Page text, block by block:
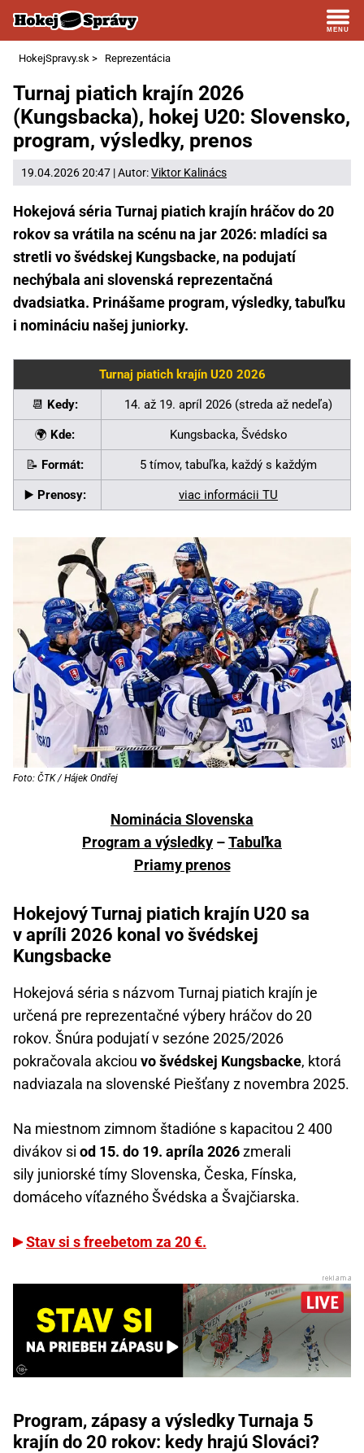
HokejSpravy.sk > Reprezentácia
Turnaj piatich krajín 2026
(Kungsbacka), hokej U20: Slovensko,
program, výsledky, prenos
19.04.2026 20:47 | Autor:Viktor Kalinács
Hokejová séria Turnaj piatich krajín hráčov do 20
rokov sa vrátila na scénu na jar 2026: mladíci sa
stretli vo švédskej Kungsbacke, na podujatí
nechýbala ani slovenská reprezentačná
dvadsiatka. Prinášame program, výsledky, tabuľku
i nomináciu našej juniorky.
Turnaj piatich krajín U20 2026
📆 Kedy: 14. až 19. apríl 2026 (streda až nedeľa)
🌍 Kde: Kungsbacka, Švédsko
📝 Formát: 5 tímov, tabuľka, každý s každým
▶️ Prenosy: viac informácii TU
Foto: ČTK / Hájek Ondřej
Nominácia Slovenska
Program a výsledky –Tabuľka
Priamy prenos
Hokejový Turnaj piatich krajín U20 sa
v apríli 2026 konal vo švédskej
Kungsbacke
Hokejová séria s názvom Turnaj piatich krajín je
určená pre reprezentačné výbery hráčov do 20
rokov. Šnúra podujatí v sezóne 2025/2026
pokračovala akciou vo švédskej Kungsbacke, ktorá
nadviazala na slovenské Piešťany z novembra 2025.
Na miestnom zimnom štadióne s kapacitou 2 400
divákov si od 15. do 19. apríla 2026zmerali
sily juniorské tímy Slovenska, Česka, Fínska,
domáceho víťazného Švédska a Švajčiarska.
Stav si s freebetom za 20 €.
Program, zápasy a výsledky Turnaja 5
krajín do 20 rokov: kedy hrajú Slováci?